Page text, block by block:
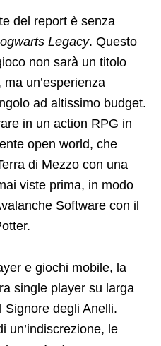
del report è senza
Legacy. Questo
non sarà un titolo
un’esperienza
ad altissimo budget.
in un action RPG in
open world, che
di Mezzo con una
viste prima, in modo
Software con il
e giochi mobile, la
single player su larga
degli Anelli.
un’indiscrezione, le